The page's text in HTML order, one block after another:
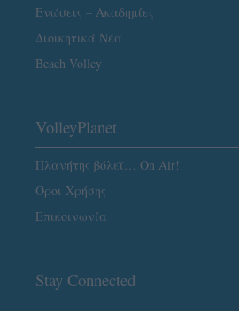
Ενώσεις – Ακαδημίες
Διοικητικά Νέα
Beach Volley
VolleyPlanet
Πλανήτης βόλεϊ… On Air!
Όροι Χρήσης
Επικοινωνία
Stay Connected